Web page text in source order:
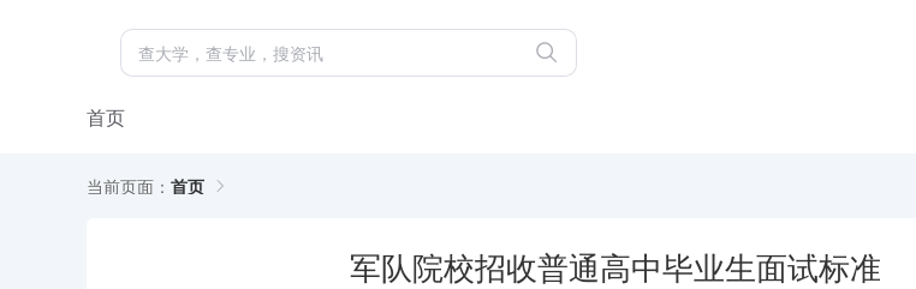
首页
当前页面： 首页
军队院校招收普通高中毕业生面试标准